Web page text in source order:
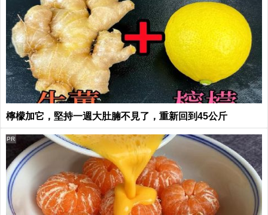
檸檬加它，堅持一週大肚腩不見了，重新回到45公斤
PR